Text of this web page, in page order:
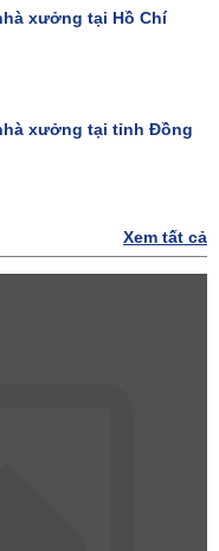
xưởng tại Hồ Chí
xưởng tại tỉnh Đồng
Xem tất cả